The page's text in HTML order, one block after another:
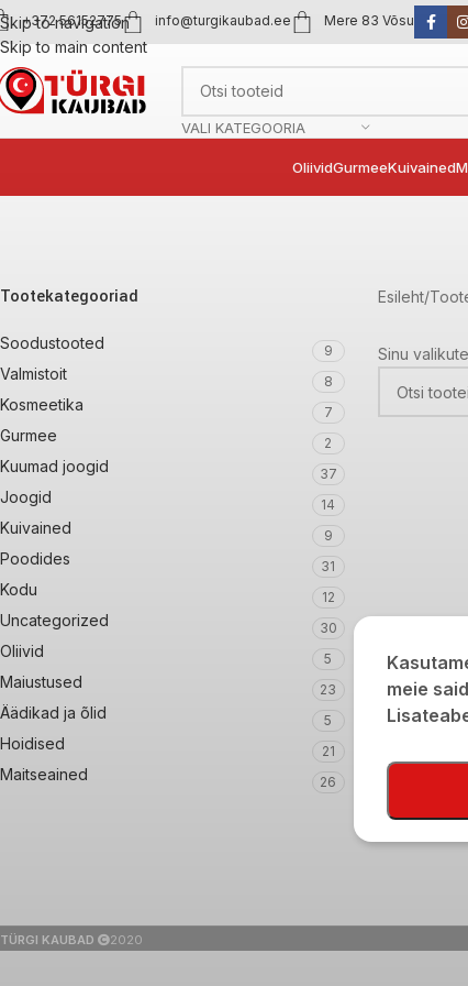
Skip to navigation
Skip to main content
+372 56152775 info@turgikaubad.ee Mere 83 Võsu
VALI KATEGOORIA
OliividGurmeeKuivained
Tootekategooriad
Soodustooted 9
Valmistoit 8
Kosmeetika 7
Gurmee 2
Kuumad joogid 37
Joogid 14
Kuivained 9
Poodides 31
Kodu 12
Uncategorized 30
Oliivid 5
Maiustused 23
Äädikad ja õlid 5
Hoidised 21
Maitseained 26
Esileht
Sinu
TÜRGI KAUBAD 2020
meie